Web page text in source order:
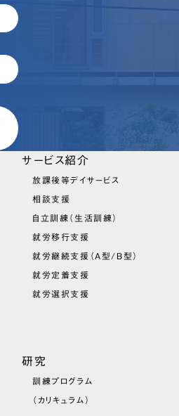
サービス紹介
放課後等デイサービス
相談支援
自立訓練（生活訓練）
就労移行支援
就労継続支援（A型/B型）
就労定着支援
就労選択支援
研究
訓練プログラム
（カリキュラム）